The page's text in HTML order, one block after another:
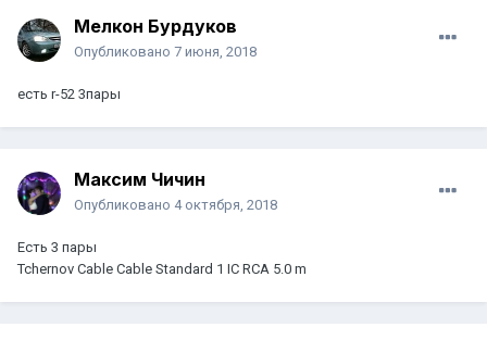
Мелкон Бурдуков
Опубликовано 7 июня, 2018
есть r-52 3пары
Максим Чичин
Опубликовано 4 октября, 2018
Есть 3 пары
Tchernov Cable Cable Standard 1 IC RCA 5.0 m